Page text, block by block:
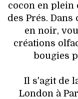
cocon en plein
des Prés.
en noir,
créations
bougies
Il s'agit de
London à